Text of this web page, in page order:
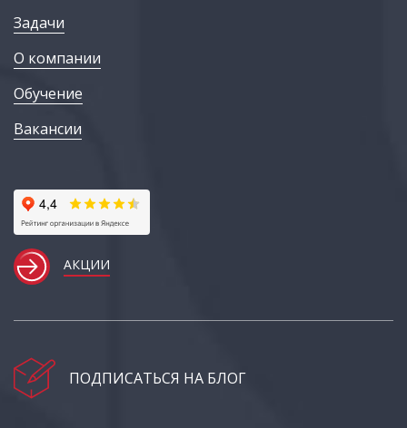
Задачи
О компании
Обучение
Вакансии
АКЦИИ
ПОДПИСАТЬСЯ НА БЛОГ